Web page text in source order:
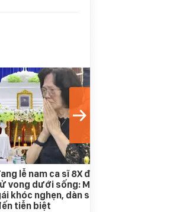
lễ nam ca sĩ 8X được tìm thấy
vong dưới sống: Mẹ già - bạn
khóc nghẹn, dàn sao thất thần
tiễn biệt